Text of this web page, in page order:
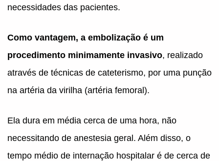
necessidades das pacientes.
Como vantagem, a embolização é um
procedimento minimamente invasivo, realizado
através de técnicas de cateterismo, por uma punção
na artéria da virilha (artéria femoral).
Ela dura em média cerca de uma hora, não
necessitando de anestesia geral. Além disso, o
tempo médio de internação hospitalar é de cerca de